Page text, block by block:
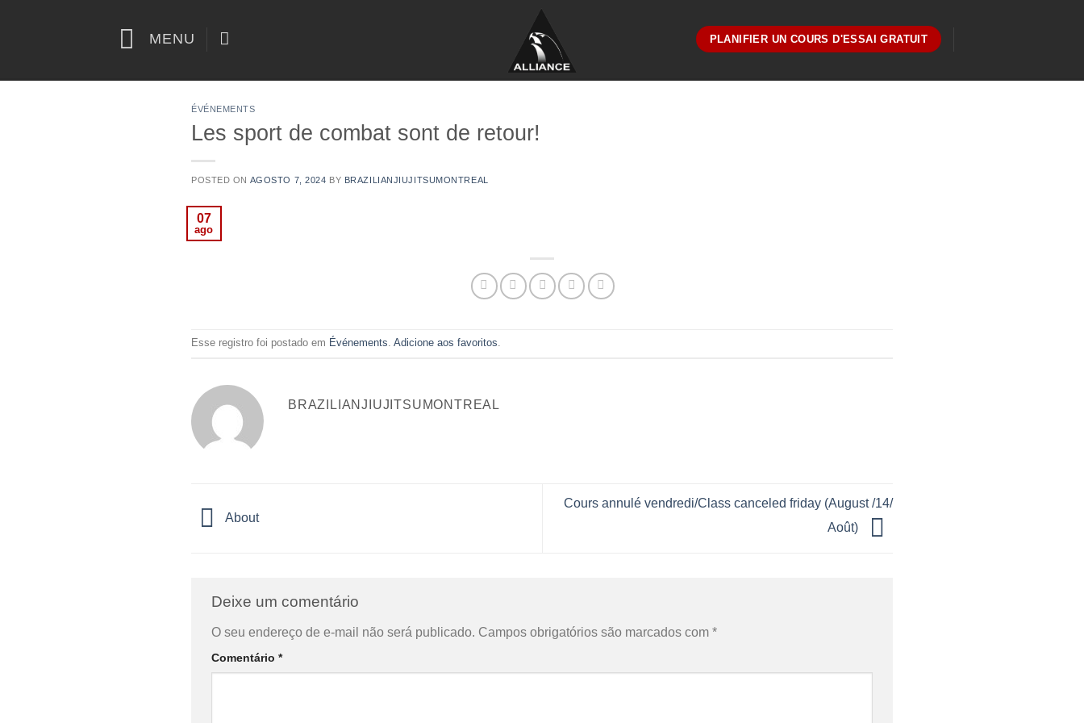
MENU PLANIFIER UN COURS D'ESSAI GRATUIT
ÉVÉNEMENTS
Les sport de combat sont de retour!
POSTED ON AGOSTO 7, 2024 BY BRAZILIANJIUJITSUMONTREAL
07
ago
Esse registro foi postado em Événements. Adicione aos favoritos.
BRAZILIANJIUJITSUMONTREAL
About
Cours annulé vendredi/Class canceled friday (August /14/
Août)
Deixe um comentário
O seu endereço de e-mail não será publicado. Campos obrigatórios são marcados com *
Comentário *